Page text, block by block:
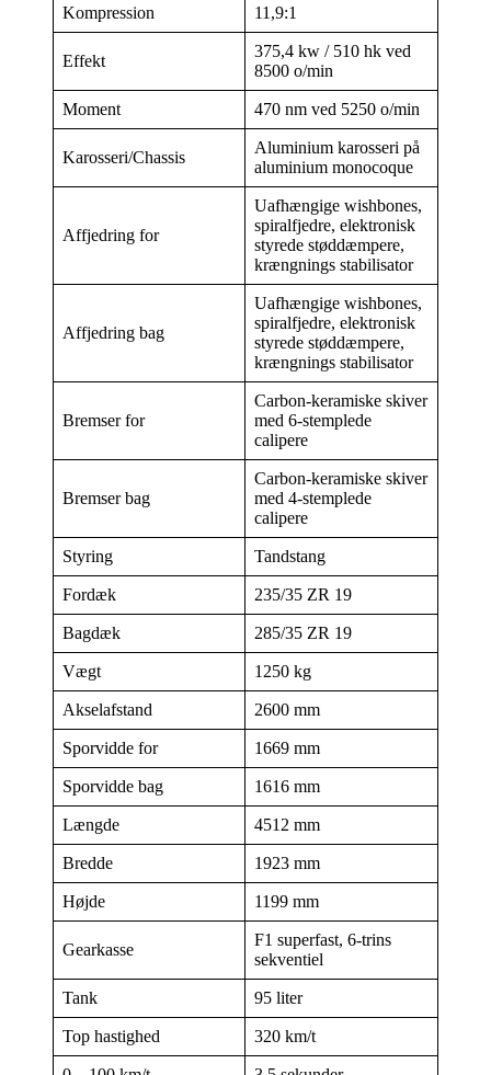
Kompression 11,9:1
Effekt
375,4 kw / 510 hk ved
8500 o/min
Moment 470 nm ved 5250 o/min
Karosseri/Chassis
Aluminium karosseri på
aluminium monocoque
Affjedring for
Uafhængige wishbones,
spiralfjedre, elektronisk
styrede støddæmpere,
krængnings stabilisator
Affjedring bag
Uafhængige wishbones,
spiralfjedre, elektronisk
styrede støddæmpere,
krængnings stabilisator
Bremser for
Carbon-keramiske skiver
med 6-stemplede
calipere
Bremser bag
Carbon-keramiske skiver
med 4-stemplede
calipere
Styring Tandstang
Fordæk 235/35 ZR 19
Bagdæk 285/35 ZR 19
Vægt 1250 kg
Akselafstand 2600 mm
Sporvidde for 1669 mm
Sporvidde bag 1616 mm
Længde 4512 mm
Bredde 1923 mm
Højde 1199 mm
Gearkasse
F1 superfast, 6-trins
sekventiel
Tank 95 liter
Top hastighed 320 km/t